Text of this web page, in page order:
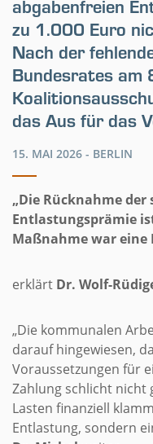
abgabenfreien
zu 1.000 Euro
Nach der
Bundesrates
das Aus für das
15. MAI 2026 - BERLIN
„Die Rücknahme der
Entlastungsprämie
Maßnahme war
erklärt Dr. Wolf-
„Die kommunalen
darauf hingewiesen,
Voraussetzungen für
Zahlung schlicht nicht
Lasten finanziell
Entlastung, sondern